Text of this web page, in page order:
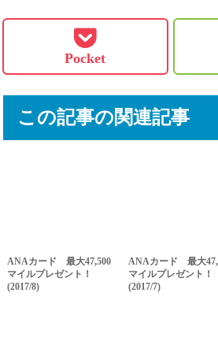
Pocket
この記事の関連記事
ANAカード 最大47,500
マイルプレゼント！
(2017/8)
ANAカード 最大
マイルプレゼント！
(2017/7)